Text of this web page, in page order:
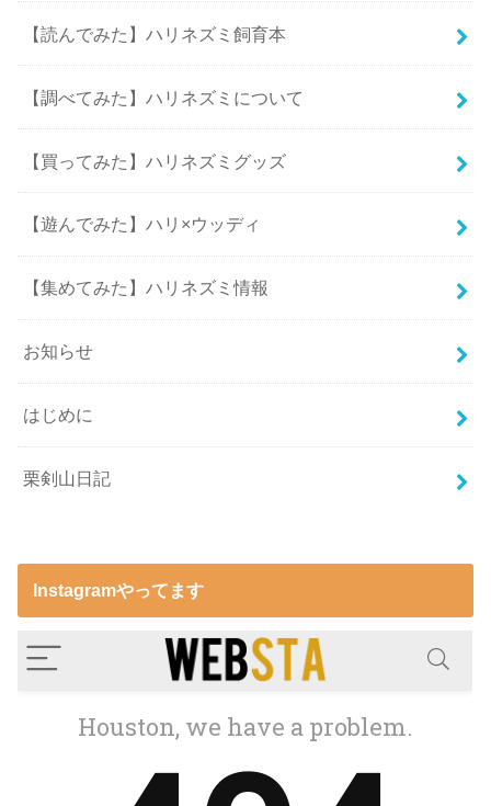
【読んでみた】ハリネズミ飼育本
【調べてみた】ハリネズミについて
【買ってみた】ハリネズミグッズ
【遊んでみた】ハリ×ウッディ
【集めてみた】ハリネズミ情報
お知らせ
はじめに
栗剣山日記
Instagramやってます